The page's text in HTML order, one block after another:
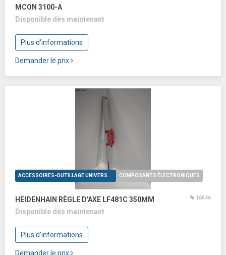
MCON 3100-A
Disponible dès maintenant
Plus d'informations
Demander le prix
ACCESSOIRES-OUTILLAGE UNIVERSELS COMPOSANTS ÉLECTRONIQUES
HEIDENHAIN RÈGLE D'AXE LF481C 350MM 16046
Disponible dès maintenant
Plus d'informations
Demander le prix